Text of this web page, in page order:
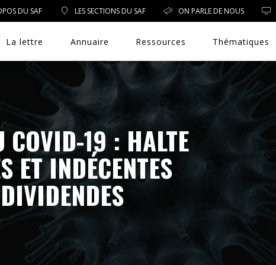
DU SAF LES SECTIONS DU SAF ON PARLE DE NOUS
La lettre Annuaire Ressources Thématiques
DROIT SOCIAL
ENVIRONNEMENT/SANTÉ
EVÈNEMENTS
COVID-19 : HALTE
ET INDÉCENTES